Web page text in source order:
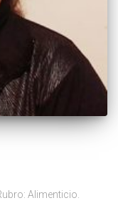
Alimenticio.